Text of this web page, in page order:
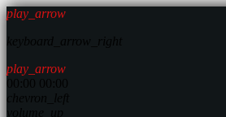
play_arrow
play_arrow